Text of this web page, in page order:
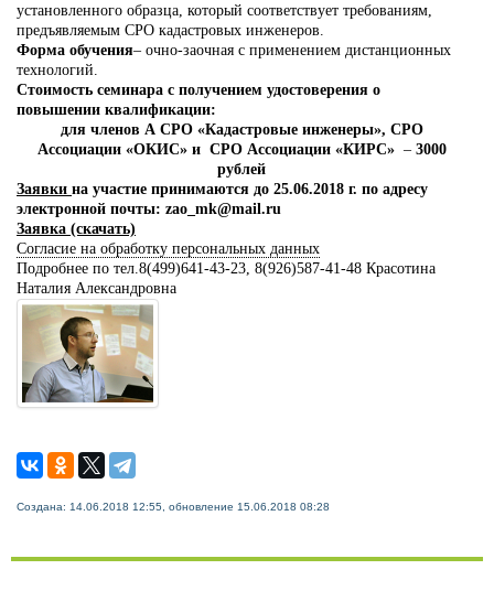
установленного образца, который соответствует требованиям,
предъявляемым СРО кадастровых инженеров.
Форма обучения– очно-заочная с применением дистанционных
технологий.
Стоимость семинара с получением удостоверения о
повышении квалификации:
для членов А СРО «Кадастровые инженеры», СРО
Ассоциации «ОКИС» и СРО Ассоциации «КИРС» – 3000
рублей
Заявки на участие принимаются до 25.06.2018 г. по адресу
электронной почты: zao_mk@mail.ru
Заявка (скачать)
Согласие на обработку персональных данных
Подробнее по тел.8(499)641-43-23, 8(926)587-41-48 Красотина
Наталия Александровна
Создана: 14.06.2018 12:55, обновление 15.06.2018 08:28